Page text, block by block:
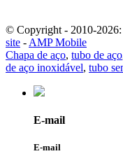
© Copyright - 2010-2026:
site - AMP Mobile
Chapa de aço, tubo de aço
de aço inoxidável, tubo
E-mail
E-mail